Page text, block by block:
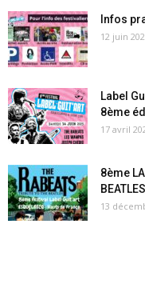
Infos
12 juin
Label
8ème
17 avril
8ème
13